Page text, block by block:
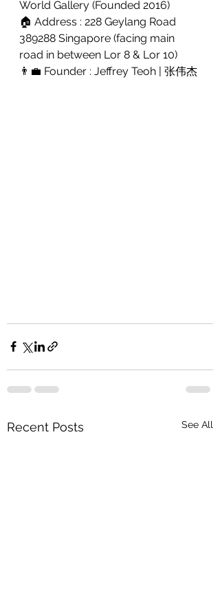
World Gallery (Founded 2016)
🏠 Address : 228 Geylang Road
389288 Singapore (facing main
road in between Lor 8 & Lor 10)
👨‍💼 Founder : Jeffrey Teoh | 张伟杰
Recent Posts See All